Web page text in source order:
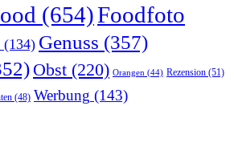
(654)Foodfoto
(134) Genuss (357)
Obst (220) Orangen (44) Rezension (51)
(48) Werbung (143)